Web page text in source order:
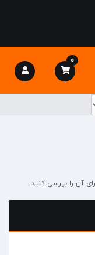
0
آن را بررسی کنید.